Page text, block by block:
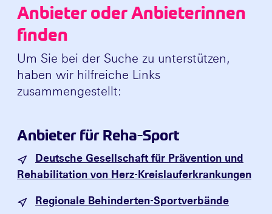
Anbieter oder Anbieterinnen
finden
Um Sie bei der Suche zu unterstützen,
haben wir hilfreiche Links
zusammengestellt:
Anbieter für Reha-Sport
Deutsche Gesellschaft für Prävention und
Rehabilitation von Herz-Kreislauferkrankungen
Regionale Behinderten-Sportverbände